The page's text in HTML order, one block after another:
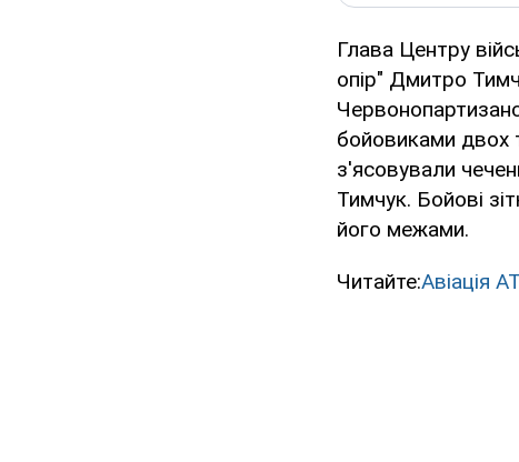
Глава Центру
опір" Дмитро
бойовиками двох
з'ясовували
Тимчук. Бойові
його межами.
Читайте:Авіація